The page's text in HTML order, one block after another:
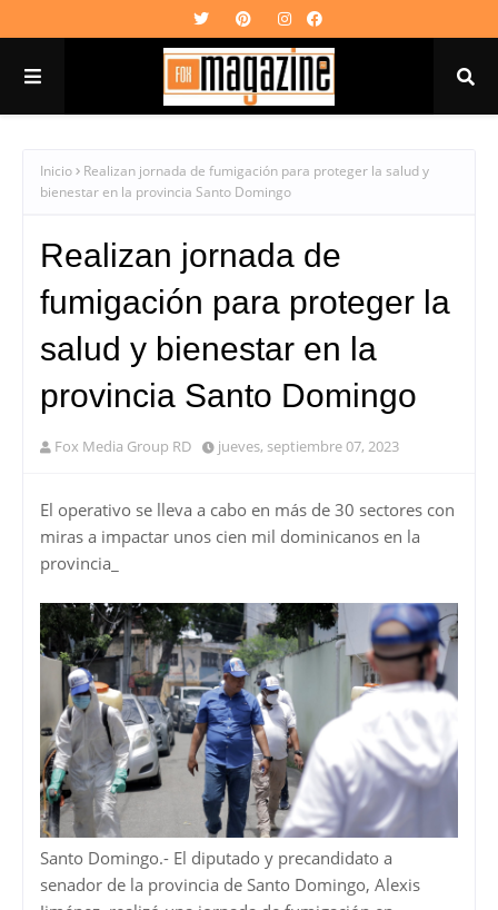
Inicio
Realizan jornada de fumigación para proteger la salud y
bienestar en la provincia Santo Domingo
Realizan jornada de
fumigación para proteger la
salud y bienestar en la
provincia Santo Domingo
Fox Media Group RD jueves, septiembre 07, 2023
El operativo se lleva a cabo en más de 30 sectores con
miras a impactar unos cien mil dominicanos en la
provincia_
Santo Domingo.- El diputado y precandidato a
senador de la provincia de Santo Domingo, Alexis